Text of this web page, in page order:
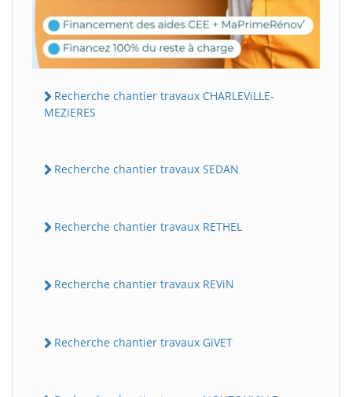
Recherche chantier travaux CHARLEViLLE-
MEZiERES
Recherche chantier travaux SEDAN
Recherche chantier travaux RETHEL
Recherche chantier travaux REViN
Recherche chantier travaux GiVET